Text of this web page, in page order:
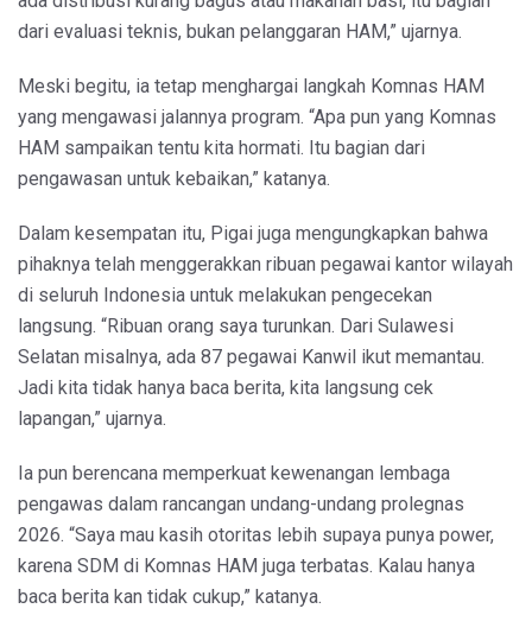
dari evaluasi teknis, bukan pelanggaran HAM,” ujarnya.
Meski begitu, ia tetap menghargai langkah Komnas HAM
yang mengawasi jalannya program. “Apa pun yang Komnas
HAM sampaikan tentu kita hormati. Itu bagian dari
pengawasan untuk kebaikan,” katanya.
Dalam kesempatan itu, Pigai juga mengungkapkan bahwa
pihaknya telah menggerakkan ribuan pegawai kantor wilayah
di seluruh Indonesia untuk melakukan pengecekan
langsung. “Ribuan orang saya turunkan. Dari Sulawesi
Selatan misalnya, ada 87 pegawai Kanwil ikut memantau.
Jadi kita tidak hanya baca berita, kita langsung cek
lapangan,” ujarnya.
Ia pun berencana memperkuat kewenangan lembaga
pengawas dalam rancangan undang-undang prolegnas
2026. “Saya mau kasih otoritas lebih supaya punya power,
karena SDM di Komnas HAM juga terbatas. Kalau hanya
baca berita kan tidak cukup,” katanya.